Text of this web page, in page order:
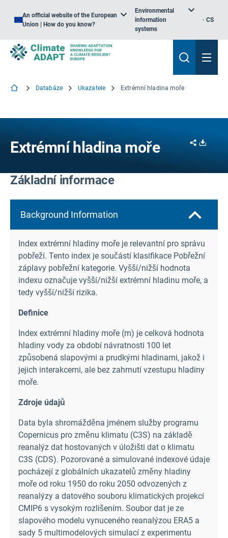
An official website of the European
Union | How do you know?
Environmental
information
systems
CS
Databáze Ukazatele Extrémní hladina moře
Extrémní hladina moře Share
Základní informace
Background Information
Index extrémní hladiny moře je relevantní pro správu
pobřeží. Tento index je součástí klasifikace Pobřežní
záplavy pobřežní kategorie. Vyšší/nižší hodnota
indexu označuje vyšší/nižší extrémní hladinu moře, a
tedy vyšší/nižší rizika.
Definice
Index extrémní hladiny moře (m) je celková hodnota
hladiny vody za období návratnosti 100 let
způsobená slapovými a prudkými hladinami, jakož i
jejich interakcemi, ale bez zahrnutí vzestupu hladiny
moře.
Zdroje údajů
Data byla shromážděna jménem služby programu
Copernicus pro změnu klimatu (C3S) na základě
reanalýz dat hostovaných v úložišti dat o klimatu
C3S (CDS). Pozorované a simulované indexové údaje
pocházejí z globálních ukazatelů změny hladiny
moře od roku 1950 do roku 2050 odvozených z
reanalýzy a datového souboru klimatických projekcí
CMIP6 s vysokým rozlišením. Soubor dat je ze
slapového modelu vynuceného reanalýzou ERA5 a
sady 5 multimodelových simulací z experimentu